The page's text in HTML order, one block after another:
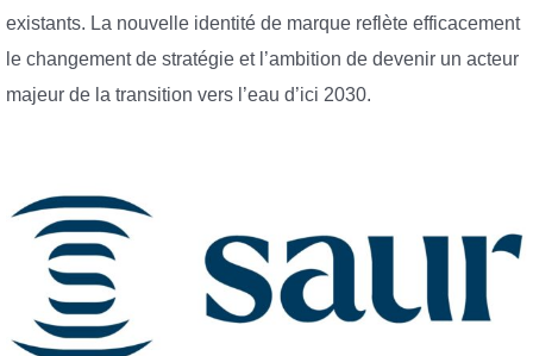
existants. La nouvelle identité de marque reflète efficacement
le changement de stratégie et l’ambition de devenir un acteur
majeur de la transition vers l’eau d’ici 2030.